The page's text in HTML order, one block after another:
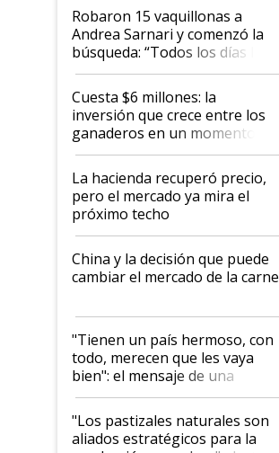
Robaron 15 vaquillonas a
Andrea Sarnari y comenzó la
búsqueda: “Todos los días le
toca a algún productor”
Cuesta $6 millones: la
inversión que crece entre los
ganaderos en un momento
histórico para la actividad
La hacienda recuperó precio,
pero el mercado ya mira el
próximo techo
China y la decisión que puede
cambiar el mercado de la carne
"Tienen un país hermoso, con
todo, merecen que les vaya
bien": el mensaje de una
ganadera uruguaya sobre las
oportunidades que se abren
para el agro en Argentina, con
foco en la carne
"Los pastizales naturales son
aliados estratégicos para la